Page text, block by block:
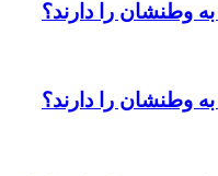
وطنشان‌ را دارند؟
وطنشان‌ را دارند؟